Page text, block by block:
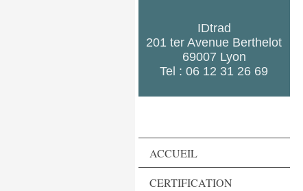
IDtrad
201 ter Avenue Berthelot
69007 Lyon
Tel : 06 12 31 26 69
ACCUEIL
CERTIFICATION